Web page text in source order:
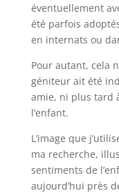
éventuellement
été parfois
en internats ou
Pour autant, cela
géniteur ait été
amie, ni plus tard
l’enfant.
L’image que
ma recherche,
sentiments de
aujourd’hui près